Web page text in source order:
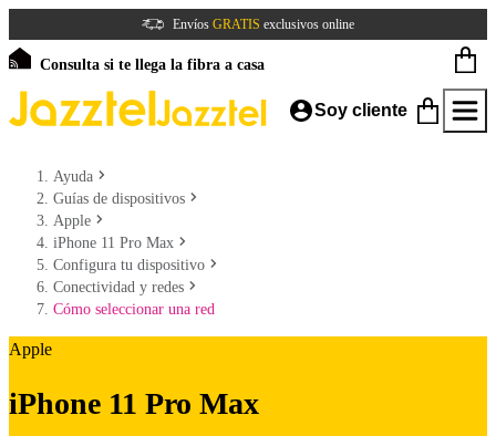
Envíos GRATIS exclusivos online
Consulta si te llega la fibra a casa
Soy cliente
Ayuda
Guías de dispositivos
Apple
iPhone 11 Pro Max
Configura tu dispositivo
Conectividad y redes
Cómo seleccionar una red
Apple
iPhone 11 Pro Max